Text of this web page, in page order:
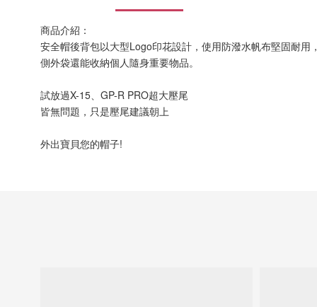
商品介紹：
安全帽後背包以大型Logo印花設計，使用防潑水帆布堅固耐
側外袋還能收納個人隨身重要物品。
試放過X-15、GP-R PRO超大壓尾
皆無問題，只是壓尾建議朝上
外出寶貝您的帽子!